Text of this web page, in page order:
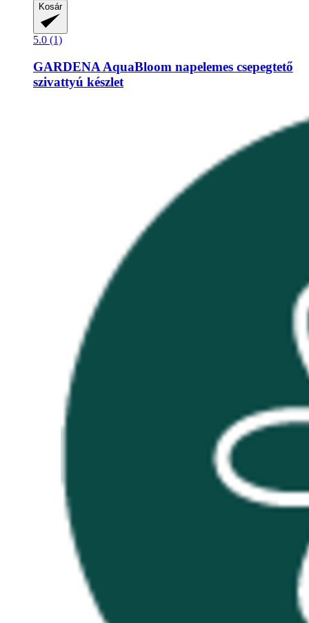
Kosár
5.0 (1)
GARDENA AquaBloom napelemes csepegtető
szivattyú készlet